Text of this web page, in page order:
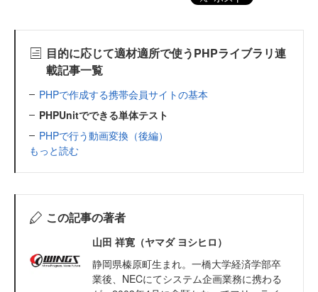
目的に応じて適材適所で使うPHPライブラリ連
載記事一覧
PHPで作成する携帯会員サイトの基本
PHPUnitでできる単体テスト
PHPで行う動画変換（後編）
もっと読む
この記事の著者
山田 祥寛（ヤマダ ヨシヒロ）
静岡県榛原町生まれ。一橋大学経済学部卒
業後、NECにてシステム企画業務に携わる